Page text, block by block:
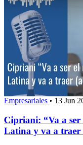
Empresariales • 13 Jun
Cipriani: “Va a ser
Latina y va a traer